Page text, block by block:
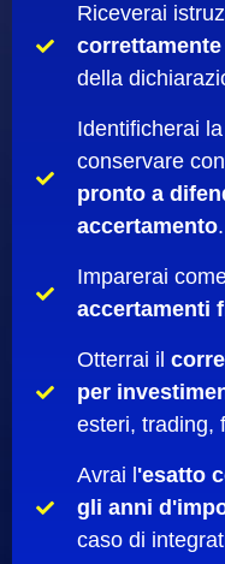
Riceverai
della
Identificherai
conservare
pronto a
accertamento.
Imparerai
accertamenti
Otterrai il
per
esteri, trading,
Avrai l 'esatto
gli anni
caso di